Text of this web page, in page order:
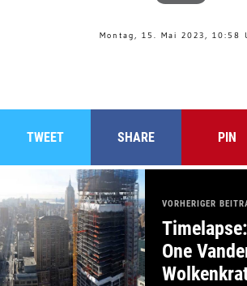
Montag, 15. Mai 2023, 10:58
TWEET SHARE PIN
VORHERIGER
One